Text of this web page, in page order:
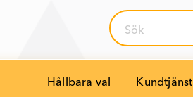
Sök
Hållbara val Kundtjänst